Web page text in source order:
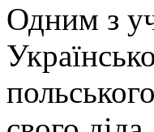
Одним з